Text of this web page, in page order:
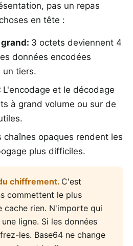
pas un repas
en tête :
: 3 octets deviennent 4
données encodées
un tiers.
L'encodage et le décodage
à grand volume ou sur de
chaînes opaques rendent les
plus difficiles.
chiffrement. C'est
commettent le plus
cache rien. N'importe qui
ligne. Si les données
les. Base64 ne change